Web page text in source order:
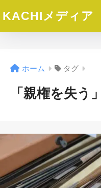
KACHIメディア
ホーム タグ
「親権を失う